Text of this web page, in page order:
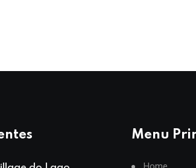
Menu